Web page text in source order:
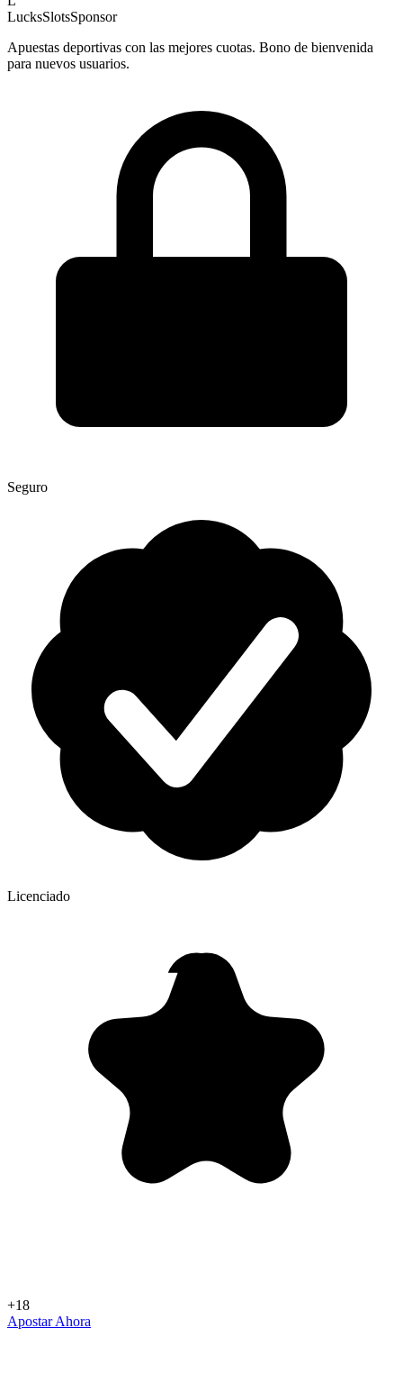
LucksSlotsSponsor
Apuestas deportivas con las mejores cuotas. Bono de bienvenida
para nuevos usuarios.
Seguro
Licenciado
+18
Apostar Ahora